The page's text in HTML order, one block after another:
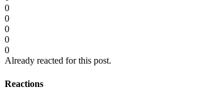
0
0
0
0
0
Already reacted for this post.
Reactions